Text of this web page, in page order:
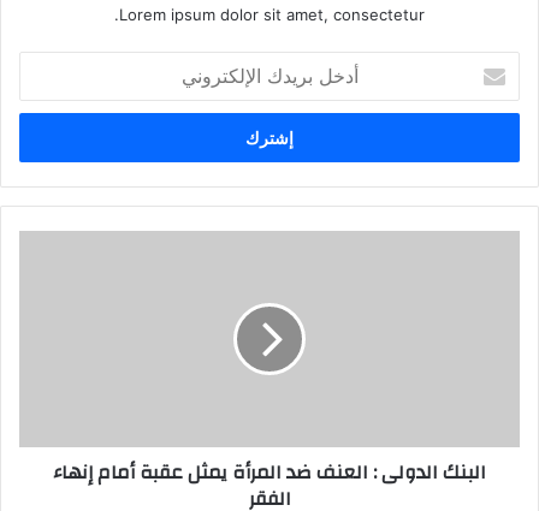
Lorem ipsum dolor sit amet, consectetur.
بريدك
الإلكتروني
البنك الدولى : العنف ضد المرأة يمثل عقبة أمام إنهاء
الفقر